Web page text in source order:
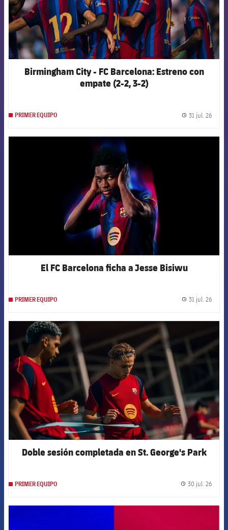
Birmingham City - FC Barcelona: Estreno con
empate (2-2, 3-2)
PRIMER EQUIPO 31 jul. 26
FCB Barcelona badge
El FC Barcelona ficha a Jesse Bisiwu
PRIMER EQUIPO 31 jul. 26
FCB Barcelona badge
Doble sesión completada en St. George's Park
PRIMER EQUIPO 30 jul. 26